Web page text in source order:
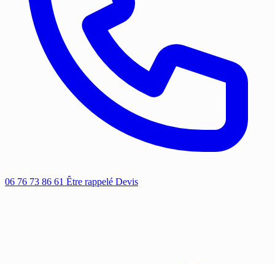
06 76 73 86 61 Être rappelé Devis